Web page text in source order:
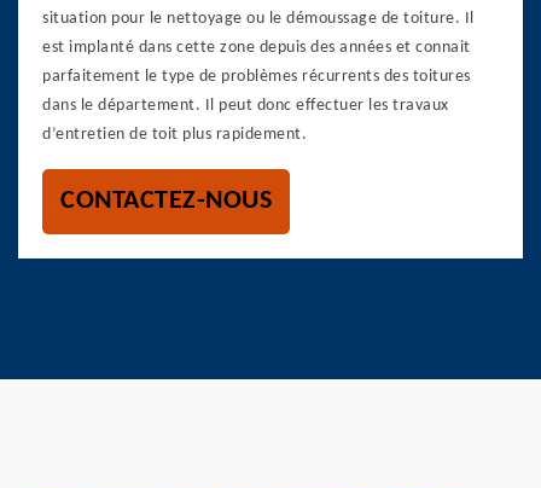
situation pour le nettoyage ou le démoussage de toiture. Il
est implanté dans cette zone depuis des années et connait
parfaitement le type de problèmes récurrents des toitures
dans le département. Il peut donc effectuer les travaux
d’entretien de toit plus rapidement.
CONTACTEZ-NOUS